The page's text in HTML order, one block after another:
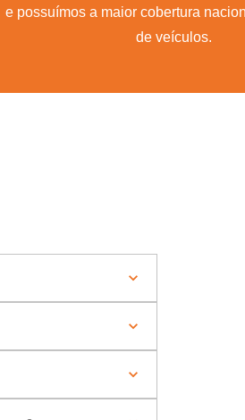
e possuímos a maior cobertura
de veículos.